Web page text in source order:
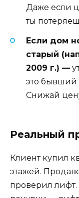
Даже если
ты
Если дом
старый
2009 г.) —
это бывший
Снижай
Реальный
Клиент купил
этажей.
проверил